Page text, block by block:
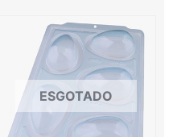
ESGOTADO